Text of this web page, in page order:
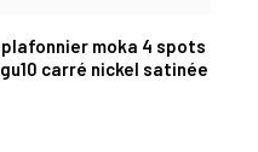
plafonnier moka 4 spots
gu10 carré nickel satinée